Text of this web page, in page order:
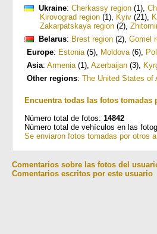
Ukraine: Cherkassy region (1),
Kirovograd region (1), Kyiv (21),
Zakarpatskaya region (2),
Belarus: Brest region (2), Gomel
Europe: Estonia(5), Moldova(6),
Asia: Armenia(1), Azerbaijan (3),
Other regions: The United States of
Encuentra todas las fotos tomadas
Número total de fotos: 14842
Número total de vehículos en las
Se enviaron fotos tomadas por otros
Comentarios sobre las fotos del
Comentarios escritos por este usuario